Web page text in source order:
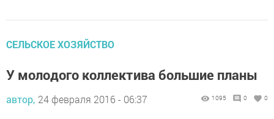
CЕЛЬСКОЕ ХОЗЯЙСТВО
У молодого коллектива большие планы
автор, 24 февраля 2016 - 06:37 1095 0 0